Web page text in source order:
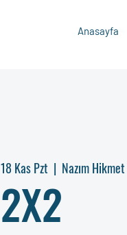
Anasayfa
18 Kas Pzt
  |
Nazım
2X2